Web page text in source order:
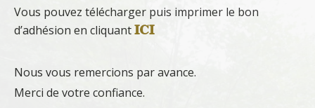
Vous pouvez télécharger puis imprimer le bon
d’adhésion en cliquantICI
Nous vous remercions par avance.
Merci de votre confiance.